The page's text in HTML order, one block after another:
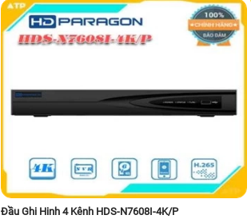
Đầu Ghi Hinh 4 Kênh HDS-N7608I-4K/P